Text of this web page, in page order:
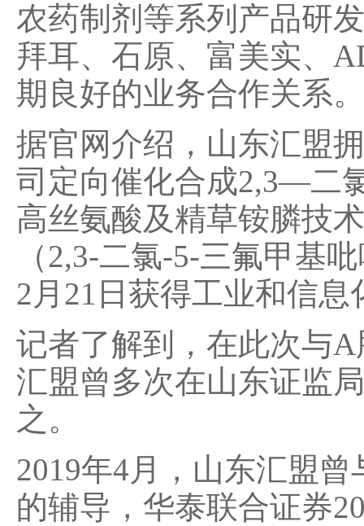
农药制剂等系列产品研
拜耳、石原、富美实、
期良好的业务合作关系。
据官网介绍，山东汇盟
司定向催化合成2,3—
高丝氨酸及精草铵膦技
（2,3-二氯-5-三氟甲基
2月21日获得工业和信息
记者了解到，在此次与
汇盟曾多次在山东证监
之。
2019年4月，山东汇盟
的辅导，华泰联合证券